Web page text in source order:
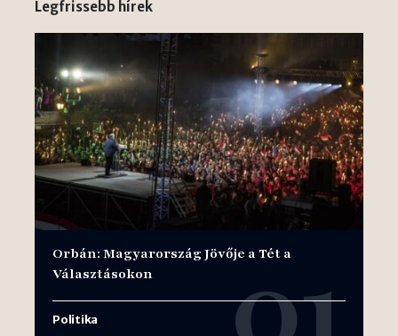
Legfrissebb hírek
Orbán: Magyarország Jövője a Tét a
Választásokon
Politika